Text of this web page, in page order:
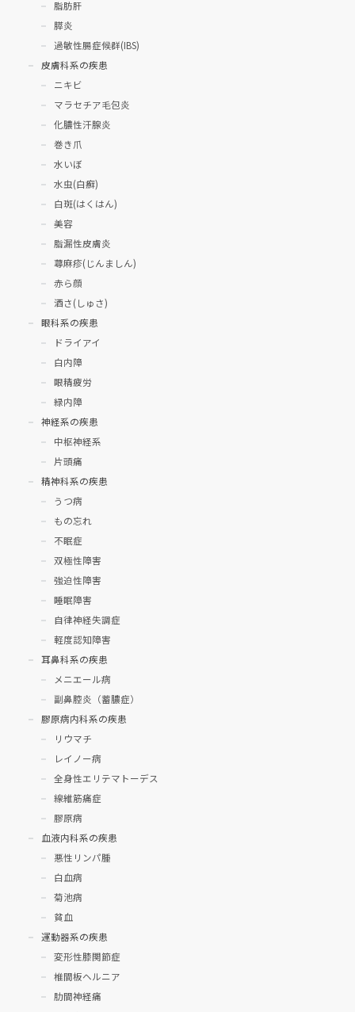
脂肪肝
膵炎
過敏性腸症候群(IBS)
皮膚科系の疾患
ニキビ
マラセチア毛包炎
化膿性汗腺炎
巻き爪
水いぼ
水虫(白癬)
白斑(はくはん)
美容
脂漏性皮膚炎
蕁麻疹(じんましん)
赤ら顔
酒さ(しゅさ)
眼科系の疾患
ドライアイ
白内障
眼精疲労
緑内障
神経系の疾患
中枢神経系
片頭痛
精神科系の疾患
うつ病
もの忘れ
不眠症
双極性障害
強迫性障害
睡眠障害
自律神経失調症
軽度認知障害
耳鼻科系の疾患
メニエール病
副鼻腔炎（蓄膿症）
膠原病内科系の疾患
リウマチ
レイノー病
全身性エリテマトーデス
線維筋痛症
膠原病
血液内科系の疾患
悪性リンパ腫
白血病
菊池病
貧血
運動器系の疾患
変形性膝関節症
椎間板ヘルニア
肋間神経痛